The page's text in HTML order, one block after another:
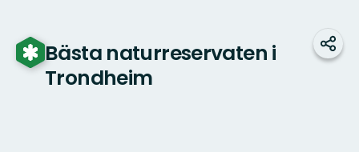
Bästa naturreservaten i
Trondheim
Dela